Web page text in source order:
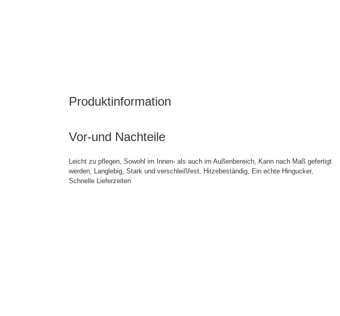
Produktinformation
Vor-und Nachteile
Leicht zu pflegen, Sowohl im Innen- als auch im Außenbereich, Kann nach Maß gefertigt
werden, Langlebig, Stark und verschleißfest, Hitzebeständig, Ein echte Hingucker,
Schnelle Lieferzeiten